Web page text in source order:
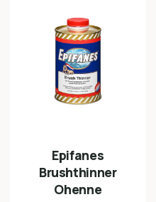
Epifanes
Brushthinner
Ohenne